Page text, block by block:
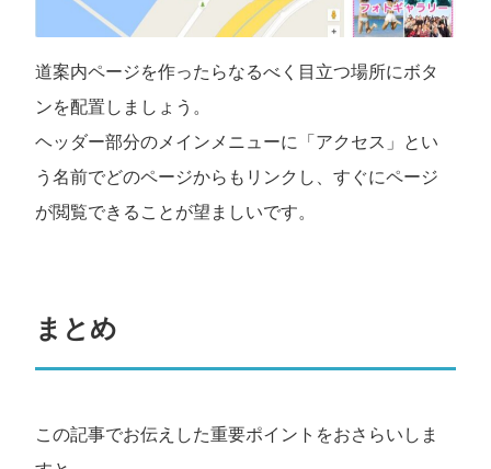
道案内ページを作ったらなるべく目立つ場所にボタ
ンを配置しましょう。
ヘッダー部分のメインメニューに「アクセス」とい
う名前でどのページからもリンクし、すぐにページ
が閲覧できることが望ましいです。
まとめ
この記事でお伝えした重要ポイントをおさらいしま